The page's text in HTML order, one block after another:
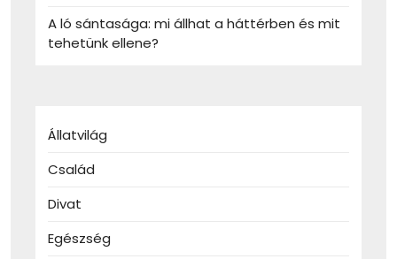
A ló sántasága: mi állhat a háttérben és mit
tehetünk ellene?
Állatvilág
Család
Divat
Egészség